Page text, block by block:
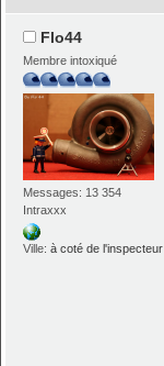
Flo44
Membre intoxiqué
Messages: 13 354
Intraxxx
Ville:à coté de l'inspecteur